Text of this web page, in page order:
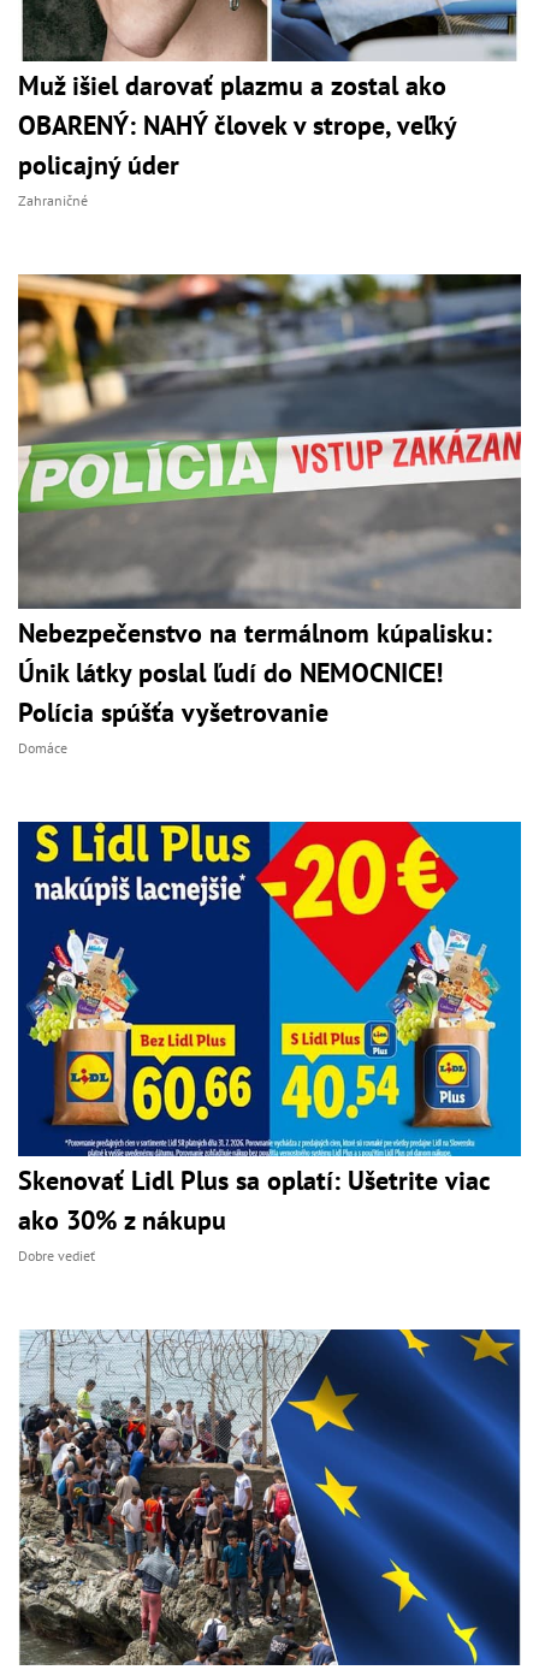
Muž išiel darovať plazmu a zostal ako
OBARENÝ: NAHÝ človek v strope, veľký
policajný úder
Zahraničné
Nebezpečenstvo na termálnom kúpalisku:
Únik látky poslal ľudí do NEMOCNICE!
Polícia spúšťa vyšetrovanie
Domáce
Skenovať Lidl Plus sa oplatí: Ušetrite viac
ako 30% z nákupu
Dobre vedieť